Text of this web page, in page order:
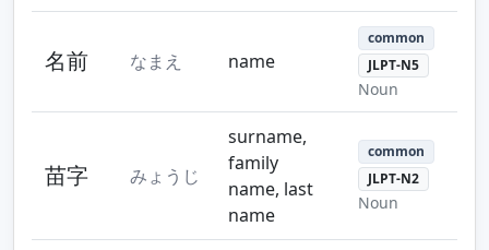
名前 なまえ name
common
JLPT-N5
Noun
苗字 みょうじ
surname,
family
name, last
name
common
JLPT-N2
Noun